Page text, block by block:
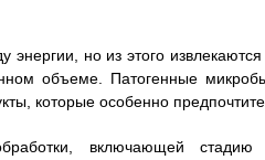
энергии, но из этого
объеме. Патогенные
которые особенно
включающей